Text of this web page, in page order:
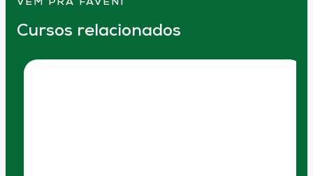
VEM PRA FAVENI
Cursos relacionados